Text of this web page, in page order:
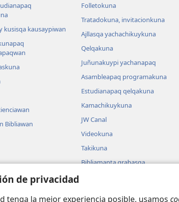
de privacidad
tenga la mejor experiencia posible, usamos
kusisqa kausaypiwan
Bibliawan
Folletokuna
Tratadokuna, invitacionkuna
Ajllasqa yachachikuykuna
Qelqakuna
Juñunakuypi yachanapaq
Asambleapaq programakuna
Estudianapaq qelqakuna
Kamachikuykuna
JW Canal
Videokuna
Takikuna
Bibliamanta grabasqa